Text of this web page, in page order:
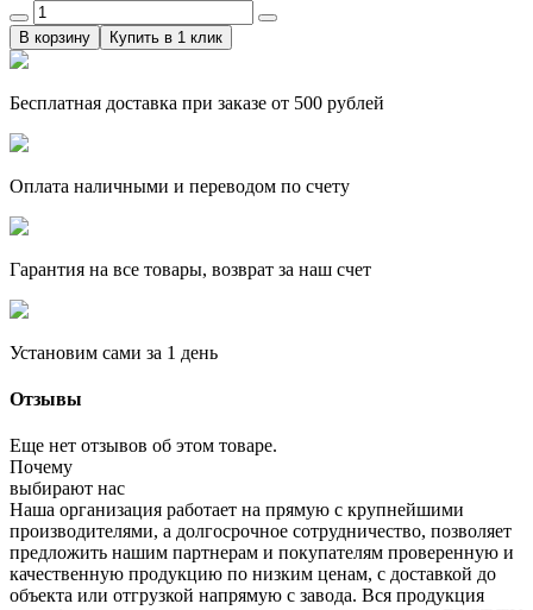
Купить в 1 клик
Бесплатная доставка при заказе от 500 рублей
Оплата наличными и переводом по счету
Гарантия на все товары, возврат за наш счет
Установим сами за 1 день
Отзывы
Еще нет отзывов об этом товаре.
Почему
выбирают нас
Наша организация работает на прямую с крупнейшими
производителями, а долгосрочное сотрудничество, позволяет
предложить нашим партнерам и покупателям проверенную и
качественную продукцию по низким ценам, с доставкой до
объекта или отгрузкой напрямую с завода. Вся продукция